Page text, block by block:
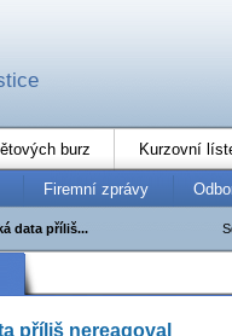
burz Kurzovní
Firemní zprávy
data příliš...
příliš nereagoval